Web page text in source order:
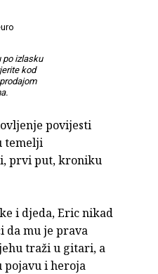
po izlasku
kod
povijesti
temelji
prvi put, kroniku
i djeda, Eric nikad
da mu je prava
traži u gitari, a
pojavu i heroja